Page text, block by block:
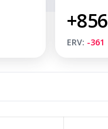
+856
ERV: -361